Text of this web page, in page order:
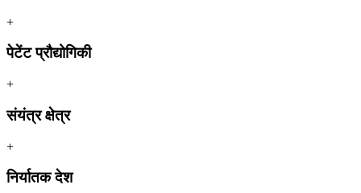
+
पेटेंट प्रौद्योगिकी
+
संयंत्र क्षेत्र
+
निर्यातक देश